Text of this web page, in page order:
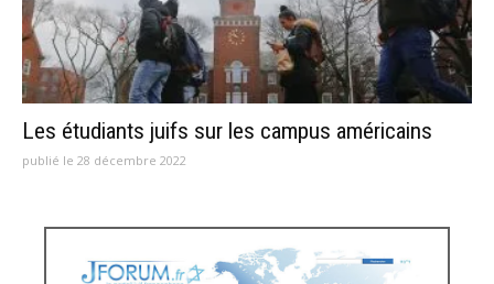
Les étudiants juifs sur les campus américains
publié le 28 décembre 2022